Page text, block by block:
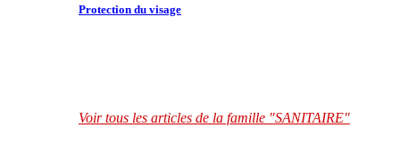
Protection du visage
Voir tous les articles de la famille "SANITAIRE"